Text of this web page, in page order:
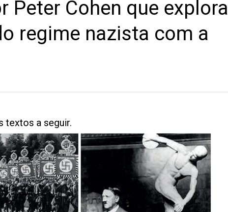
Peter Cohen que explora
regime nazista com a
textos a seguir.